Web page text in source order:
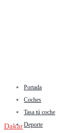
Portada
Coches
Tasa tú coche
Deporte
Dakar